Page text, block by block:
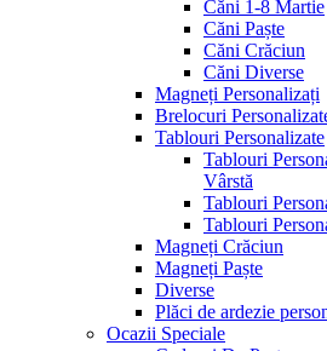
Căni 1-8 Martie
Căni Paște
Căni Crăciun
Căni Diverse
Magneți Personalizați
Brelocuri
Tablouri Personalizate
Tablouri
Vârstă
Tablouri
Tablouri
Magneți Crăciun
Magneți Paște
Diverse
Plăci de ardezie
Ocazii Speciale